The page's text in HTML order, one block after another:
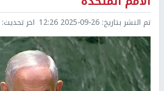
تم النشر بتاريخ: 2025-09-26 12:26 اخر تحديث: